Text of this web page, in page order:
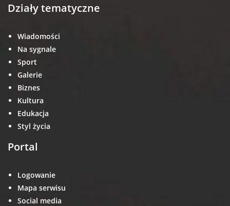
Działy tematyczne
Wiadomości
Na sygnale
Sport
Galerie
Biznes
Kultura
Edukacja
Styl życia
Portal
Logowanie
Mapa serwisu
Social media